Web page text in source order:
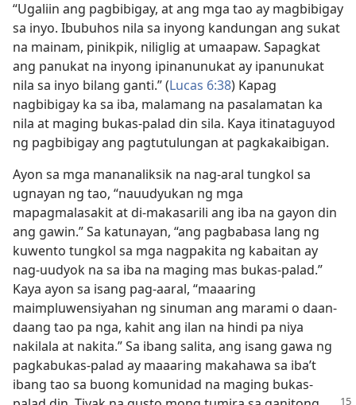
“Ugaliin ang pagbibigay, at ang mga tao ay magbibigay
sa inyo. Ibubuhos nila sa inyong kandungan ang sukat
na mainam, pinikpik, niliglig at umaapaw. Sapagkat
ang panukat na inyong ipinanunukat ay ipanunukat
nila sa inyo bilang ganti.” (Lucas 6:38) Kapag
nagbibigay ka sa iba, malamang na pasalamatan ka
nila at maging bukas-palad din sila. Kaya itinataguyod
ng pagbibigay ang pagtutulungan at pagkakaibigan.
Ayon sa mga mananaliksik na nag-aral tungkol sa
ugnayan ng tao, “nauudyukan ng mga
mapagmalasakit at di-makasarili ang iba na gayon din
ang gawin.” Sa katunayan, “ang pagbabasa lang ng
kuwento tungkol sa mga nagpakita ng kabaitan ay
nag-uudyok na sa iba na maging mas bukas-palad.”
Kaya ayon sa isang pag-aaral, “maaaring
maimpluwensiyahan ng sinuman ang marami o daan-
daang tao pa nga, kahit ang ilan na hindi pa niya
nakilala at nakita.” Sa ibang salita, ang isang gawa ng
pagkabukas-palad ay maaaring makahawa sa iba’t
ibang tao sa buong komunidad na maging bukas-